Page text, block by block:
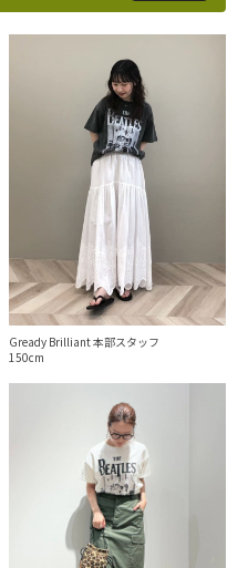
Gready Brilliant 本部スタッフ
150